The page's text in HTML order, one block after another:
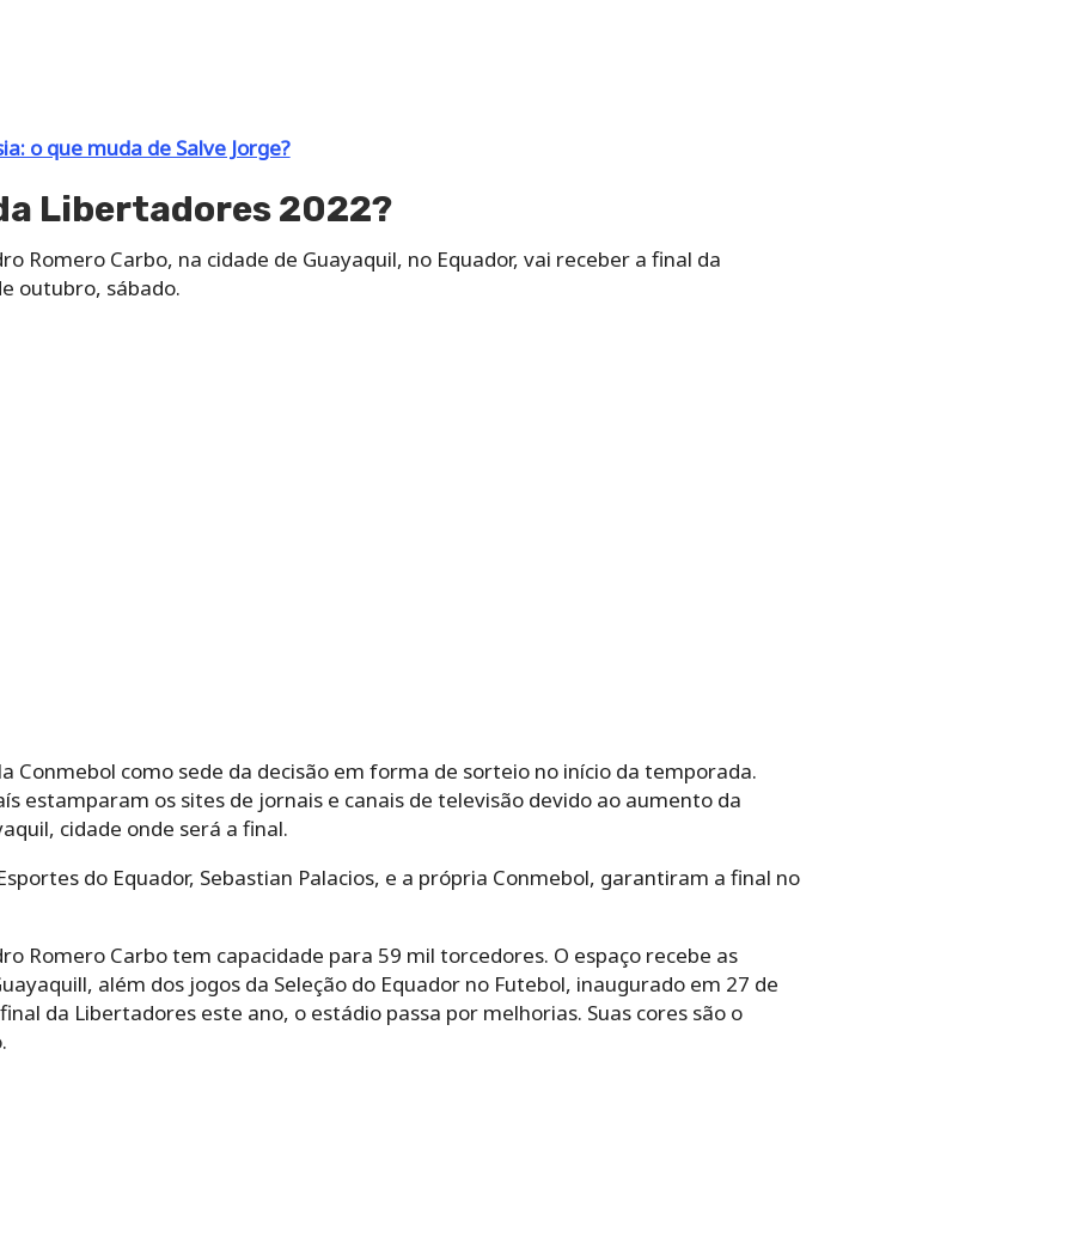
o que muda de Salve Jorge?
Libertadores 2022?
Romero Carbo, na cidade de Guayaquil, no Equador, vai receber a final da
outubro, sábado.
Conmebol como sede da decisão em forma de sorteio no início da temporada.
estamparam os sites de jornais e canais de televisão devido ao aumento da
cidade onde será a final.
do Equador, Sebastian Palacios, e a própria Conmebol, garantiram a final no
Romero Carbo tem capacidade para 59 mil torcedores. O espaço recebe as
além dos jogos da Seleção do Equador no Futebol, inaugurado em 27 de
da Libertadores este ano, o estádio passa por melhorias. Suas cores são o